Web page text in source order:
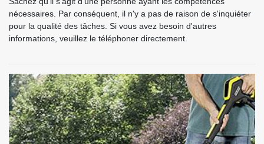
nécessaires. Par conséquent, il n'y a pas de raison de s'inquiéter
pour la qualité des tâches. Si vous avez besoin d'autres
informations, veuillez le téléphoner directement.